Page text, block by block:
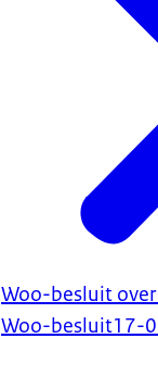
Woo-besluit
Woo-besluit17-